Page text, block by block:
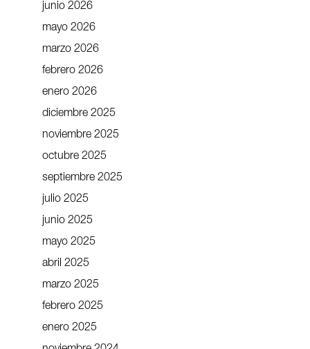
junio 2026
mayo 2026
marzo 2026
febrero 2026
enero 2026
diciembre 2025
noviembre 2025
octubre 2025
septiembre 2025
julio 2025
junio 2025
mayo 2025
abril 2025
marzo 2025
febrero 2025
enero 2025